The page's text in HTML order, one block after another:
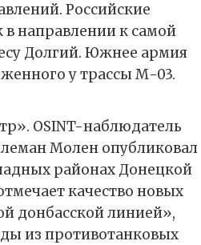
Российские
в направлении к самой
Долгий. Южнее армия
у трассы М-03.
OSINT-наблюдатель
Молен опубликовал
районах Донецкой
качество новых
донбасской линией»,
из противотанковых